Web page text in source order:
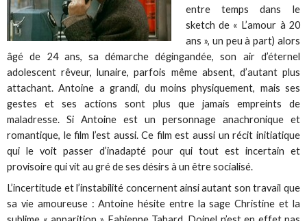
entre temps dans le
sketch de « L’amour à 20
ans », un peu à part) alors
âgé de 24 ans, sa démarche dégingandée, son air d’éternel
adolescent rêveur, lunaire, parfois même absent, d’autant plus
attachant. Antoine a grandi, du moins physiquement, mais ses
gestes et ses actions sont plus que jamais empreints de
maladresse. Si Antoine est un personnage anachronique et
romantique, le film l’est aussi. Ce film est aussi un récit initiatique
qui le voit passer d’inadapté pour qui tout est incertain et
provisoire qui vit au gré de ses désirs à un être socialisé.
L’incertitude et l’instabilité concernent ainsi autant son travail que
sa vie amoureuse : Antoine hésite entre la sage Christine et la